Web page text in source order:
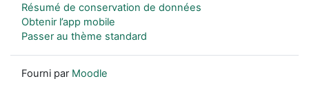
Résumé de conservation de données
Obtenir l’app mobile
Passer au thème standard
Fourni par Moodle